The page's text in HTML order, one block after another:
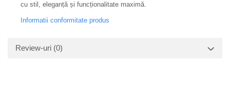
cu stil, eleganță și funcționalitate maximă.
Informatii conformitate produs
Review-uri (0)